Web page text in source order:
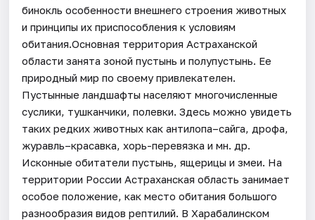
бинокль особенности внешнего строения животных
и принципы их приспособления к условиям
обитания.Основная территория Астраханской
области занята зоной пустынь и полупустынь. Ее
природный мир по своему привлекателен.
Пустынные ландшафты населяют многочисленные
суслики, тушканчики, полевки. Здесь можно увидеть
таких редких животных как антилопа–сайга, дрофа,
журавль–красавка, хорь-перевязка и мн. др.
Исконные обитатели пустынь, ящерицы и змеи. На
территории России Астраханская область занимает
особое положение, как место обитания большого
разнообразия видов рептилий. В Харабалинском